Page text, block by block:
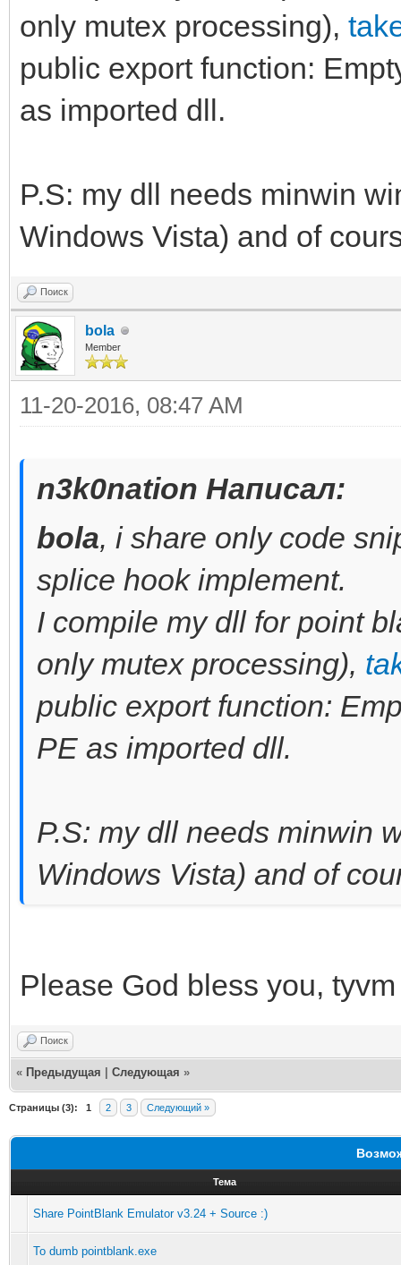
only mutex processing),
public export function:
as imported dll.
P.S: my dll needs minwin
Windows Vista) and of
Поиск
bola
Member
11-20-2016, 08:47 AM
n3k0nation Написал:
bola, i share only code
splice hook implement.
I compile my dll for point
only mutex processing),
public export function:
PE as imported dll.
P.S: my dll needs minwin
Windows Vista) and of
Please God bless you, tyvm
Поиск
« Предыдущая Следующая »
Страницы (3): 1 2 3 Следующий »
Тема
Share PointBlank Emulator v3.24 + Source :)
To dumb pointblank.exe